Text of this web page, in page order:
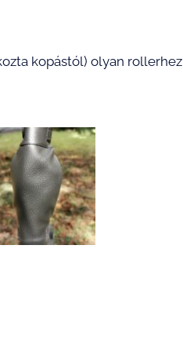
kopástól) olyan rollerhez